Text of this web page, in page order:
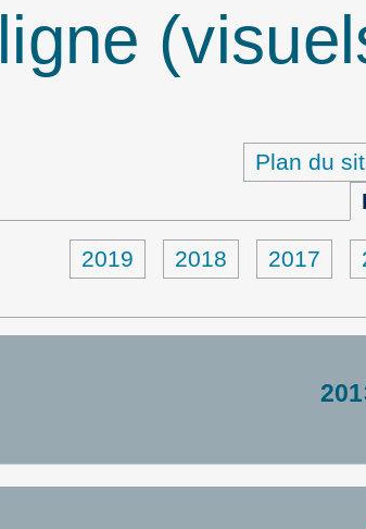
ligne
Plan du
2019 2018 2017